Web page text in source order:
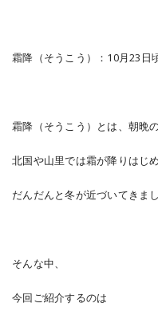
霜降（そうこう）：10月23日
霜降（そうこう）とは、朝晩
北国や山里では霜が降りはじ
だんだんと冬が近づいてきまし
そんな中、
今回ご紹介するのは